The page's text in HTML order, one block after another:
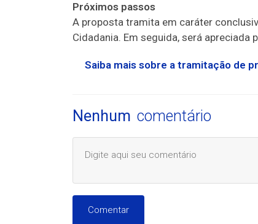
Próximos passos
A proposta tramita em caráter
Cidadania. Em seguida, será apreciada
Saiba mais sobre a tramitação de
Nenhum comentário
Comentar